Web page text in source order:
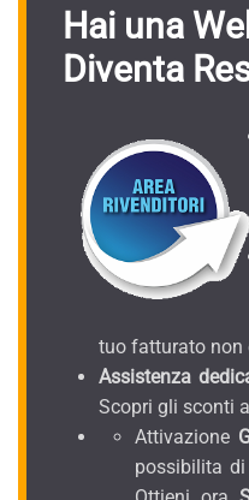
Hai una
Diventa
tuo fatturato non
Assistenza
Scopri gli sconti
Attivazione
possibilita